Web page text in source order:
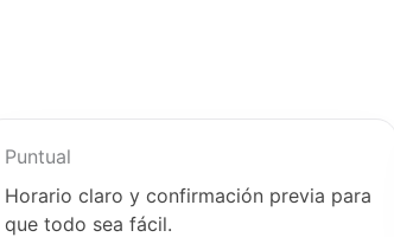
Puntual
Horario claro y confirmación previa para
que todo sea fácil.